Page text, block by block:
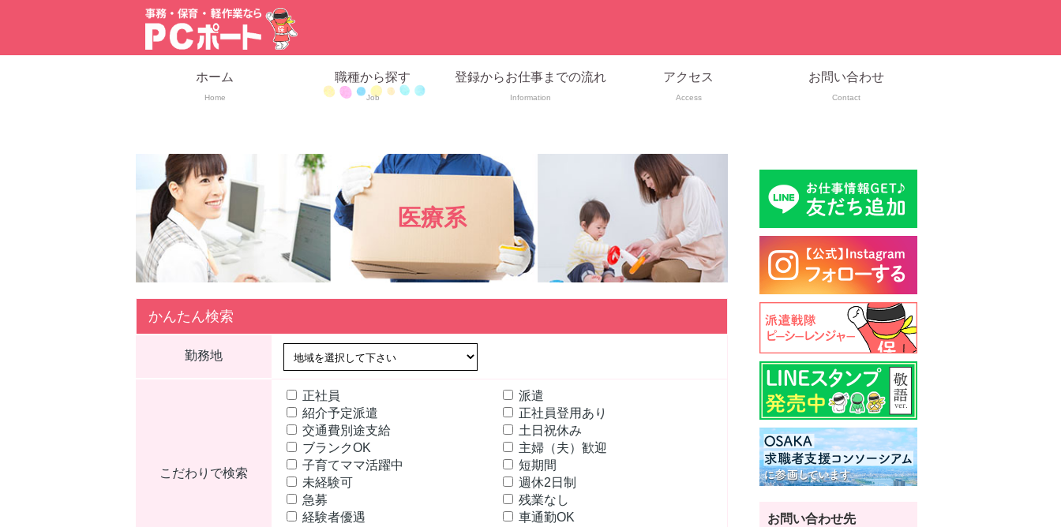
ホーム
Home
職種から探す
Job
登録からお仕事までの流れ
Information
アクセス
Access
お問い合わせ
Contact
医療系
かんたん検索
勤務地
こだわりで検索
正社員
派遣
紹介予定派遣
正社員登用あり
交通費別途支給
土日祝休み
ブランクOK
主婦（夫）歓迎
子育てママ活躍中
短期間
未経験可
週休2日制
急募
残業なし
経験者優遇
車通勤OK
お問い合わせ先